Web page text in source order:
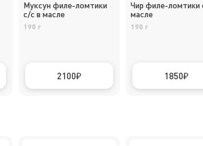
Муксун филе-ломтики
с/с в масле
190 г
2100
Чир филе-ломтики
масле
190 г
1850